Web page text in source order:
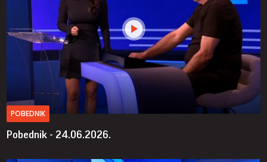
POBEDNIK
Pobednik - 24.06.2026.